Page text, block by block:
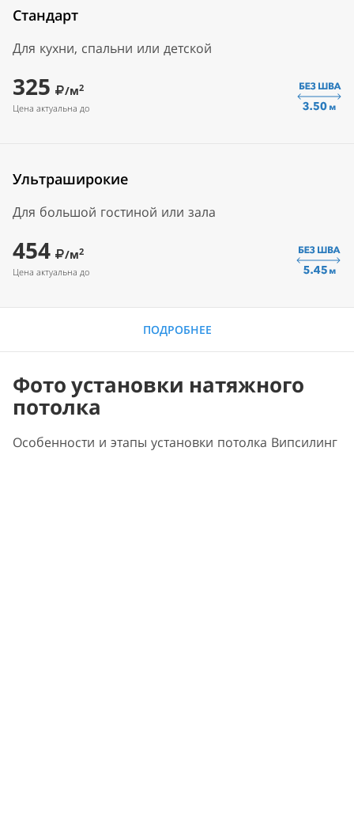
Стандарт
Для кухни, спальни или детской
325 /м2
Цена актуальна до
Ультраширокие
Для большой гостиной или зала
454 /м2
Цена актуальна до
ПОДРОБНЕЕ
Фото установки натяжного
потолка
Особенности и этапы установки потолка Випсилинг